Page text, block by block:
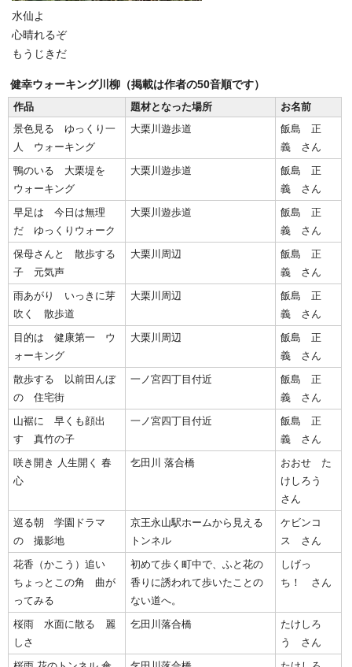
水仙よ
心晴れるぞ
もうじきだ
健幸ウォーキング川柳（掲載は作者の50音順です）
作品
題材となった場所
お名前
景色見る ゆっくり一
人 ウォーキング
大栗川遊歩道
飯島 正
義 さん
鴨のいる 大栗堤を
ウォーキング
大栗川遊歩道
飯島 正
義 さん
早足は 今日は無理
だ ゆっくりウォーク
大栗川遊歩道
飯島 正
義 さん
保母さんと 散歩する
子 元気声
大栗川周辺
飯島 正
義 さん
雨あがり いっきに芽
吹く 散歩道
大栗川周辺
飯島 正
義 さん
目的は 健康第一 ウ
ォーキング
大栗川周辺
飯島 正
義 さん
散歩する 以前田んぼ
の 住宅街
一ノ宮四丁目付近
飯島 正
義 さん
山裾に 早くも顔出
す 真竹の子
一ノ宮四丁目付近
飯島 正
義 さん
咲き開き 人生開く 春
心
乞田川 落合橋
おおせ た
けしろう
さん
巡る朝 学園ドラマ
の 撮影地
京王永山駅ホームから見える
トンネル
ケビンコ
ス さん
花香（かこう）追い
ちょっとこの角 曲が
ってみる
初めて歩く町中で、ふと花の
香りに誘われて歩いたことの
ない道へ。
しげっ
ち！ さん
桜雨 水面に散る 麗
しさ
乞田川落合橋
たけしろ
う さん